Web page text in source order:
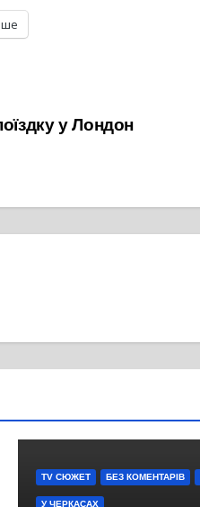
у Лондон
TV СЮЖЕТ БЕЗ КОМЕНТАРІВ
У ЧЕРКАСАХ